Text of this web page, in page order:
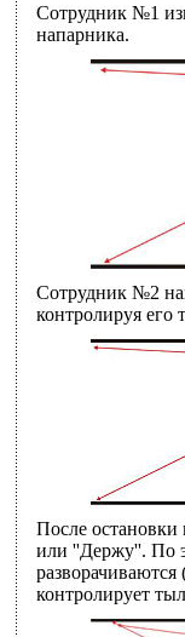
Сотрудник №1
напарника.
Сотрудник №2
контролируя его
После
или ''Держу''. По
контролирует